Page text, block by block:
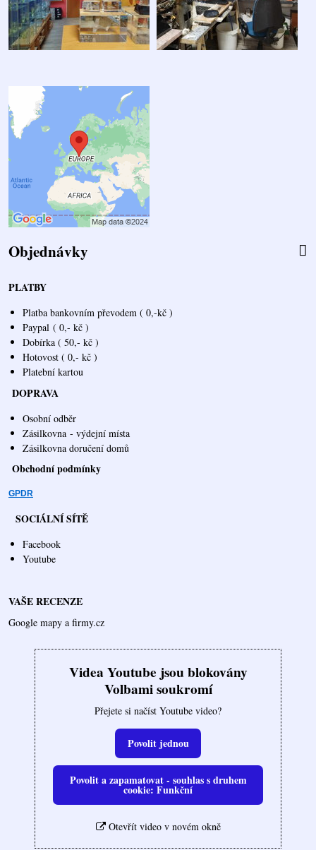
Objednávky
PLATBY
Platba bankovním převodem ( 0,-kč )
Paypal ( 0,- kč )
Dobírka ( 50,- kč )
Hotovost ( 0,- kč )
Platební kartou
DOPRAVA
Osobní odběr
Zásilkovna - výdejní místa
Zásilkovna doručení domů
Obchodní podmínky
GPDR
SOCIÁLNÍ SÍTĚ
Facebook
Youtube
VAŠE RECENZE
Google mapy a firmy.cz
Videa Youtube jsou blokovány
Volbami soukromí
Přejete si načíst Youtube video?
Povolit jednou
Povolit a zapamatovat - souhlas s druhem
cookie: Funkční
Otevřít video v novém okně